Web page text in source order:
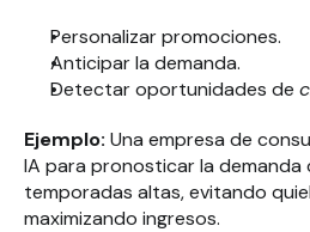
Personalizar promociones.
Anticipar la demanda.
Detectar oportunidades de
Ejemplo: Una empresa de
IA para pronosticar la
temporadas altas, evitando
maximizando ingresos.